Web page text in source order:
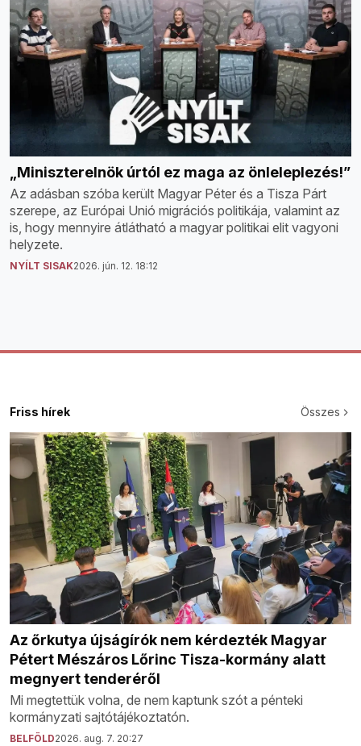
„Miniszterelnök úrtól ez maga az önleleplezés!”
Az adásban szóba került Magyar Péter és a Tisza Párt
szerepe, az Európai Unió migrációs politikája, valamint az
is, hogy mennyire átlátható a magyar politikai elit vagyoni
helyzete.
NYÍLT SISAK2026. jún. 12. 18:12
Friss hírek Összes
Az őrkutya újságírók nem kérdezték Magyar
Pétert Mészáros Lőrinc Tisza-kormány alatt
megnyert tenderéről
Mi megtettük volna, de nem kaptunk szót a pénteki
kormányzati sajtótájékoztatón.
BELFÖLD2026. aug. 7. 20:27